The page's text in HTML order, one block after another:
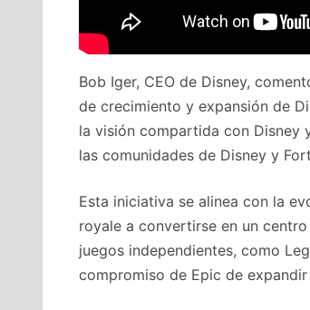
Bob Iger, CEO de Disney,
de crecimiento y expansión de
la visión compartida con Disney
las comunidades de Disney y
Esta iniciativa se alinea con la
royale a convertirse en un
juegos independientes, como
compromiso de Epic de